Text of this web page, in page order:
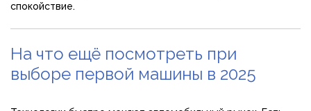
спокойствие.
На что ещё посмотреть при
выборе первой машины в 2025